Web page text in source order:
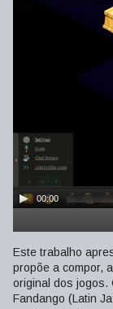
00:00
Este trabalho
propõe a compor,
original dos jogos.
Fandango (Latin